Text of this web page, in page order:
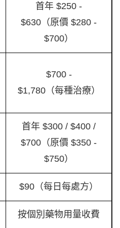
首年 $250 -
$630（原價 $280 -
$700）
$700 -
$1,780（每種治療）
首年 $300 / $400 /
$700（原價 $350 -
$750）
$90（每日每處方）
按個別藥物用量收費